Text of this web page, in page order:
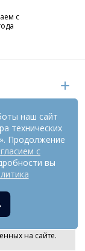
с
технологии
к
находящихся
на сайте.
наш сайт
технических
Продолжение
с
вы